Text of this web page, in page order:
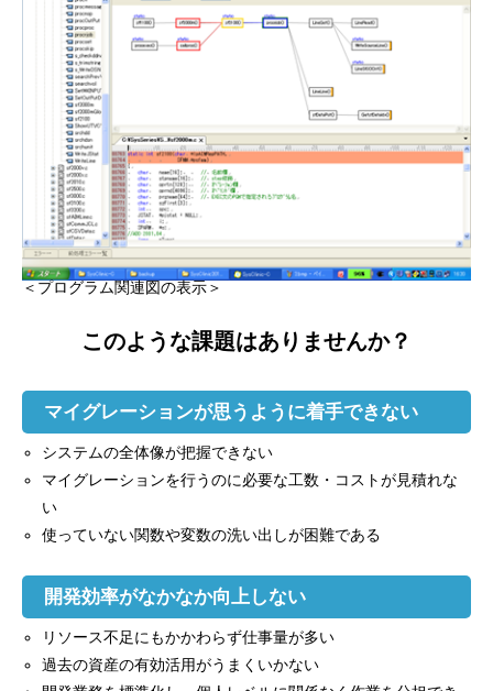
＜プログラム関連図の表示＞
このような課題はありませんか？
マイグレーションが思うように着手できない
システムの全体像が把握できない
マイグレーションを行うのに必要な工数・コストが見積れな
い
使っていない関数や変数の洗い出しが困難である
開発効率がなかなか向上しない
リソース不足にもかかわらず仕事量が多い
過去の資産の有効活用がうまくいかない